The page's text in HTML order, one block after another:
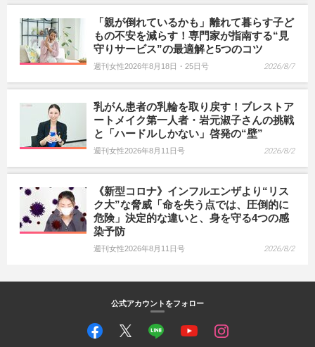
「親が倒れているかも」離れて暮らす子ど
もの不安を減らす！専門家が指南する“見
守りサービス”の最適解と5つのコツ
週刊女性2026年8月18日・25日号 2026/8/7
乳がん患者の乳輪を取り戻す！ブレストア
ートメイク第一人者・岩元淑子さんの挑戦
と「ハードルしかない」啓発の“壁”
週刊女性2026年8月11日号 2026/8/2
《新型コロナ》インフルエンザより“リス
ク大”な脅威「命を失う点では、圧倒的に
危険」決定的な違いと、身を守る4つの感
染予防
週刊女性2026年8月11日号 2026/8/2
公式アカウントをフォロー